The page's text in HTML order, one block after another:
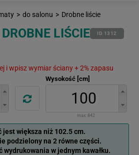
> do salonu > Drobne liście
LIŚCIE ID 1312
i wpisz wymiar ściany + 2% zapasu
Wysokość [cm]
max: 842
jest większa niż 102.5 cm.
podzielony na 2 równe części.
w jednym kawałku.